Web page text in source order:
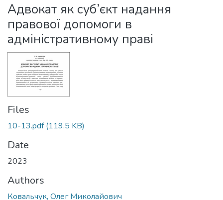
Statistics
Адвокат як суб’єкт надання
правової допомоги в
адмiнiстративному правi
Files
10-13.pdf(119.5 KB)
Date
2023
Authors
Ковальчук, Олег Миколайович